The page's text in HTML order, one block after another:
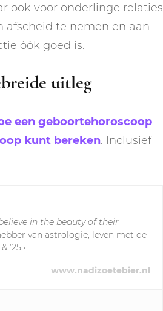
ook voor onderlinge relaties
afscheid te nemen en aan
óók goed is.
uitleg
een geboortehoroscoop
kunt bereken. Inclusief
in the beauty of their
van astrologie, leven met de
’25 •
www.nadizoetebier.nl